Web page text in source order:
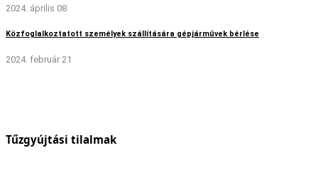
2024. április 08
Közfoglalkoztatott személyek szállítására gépjárművek bérlése
2024. február 21
Tűzgyújtási tilalmak